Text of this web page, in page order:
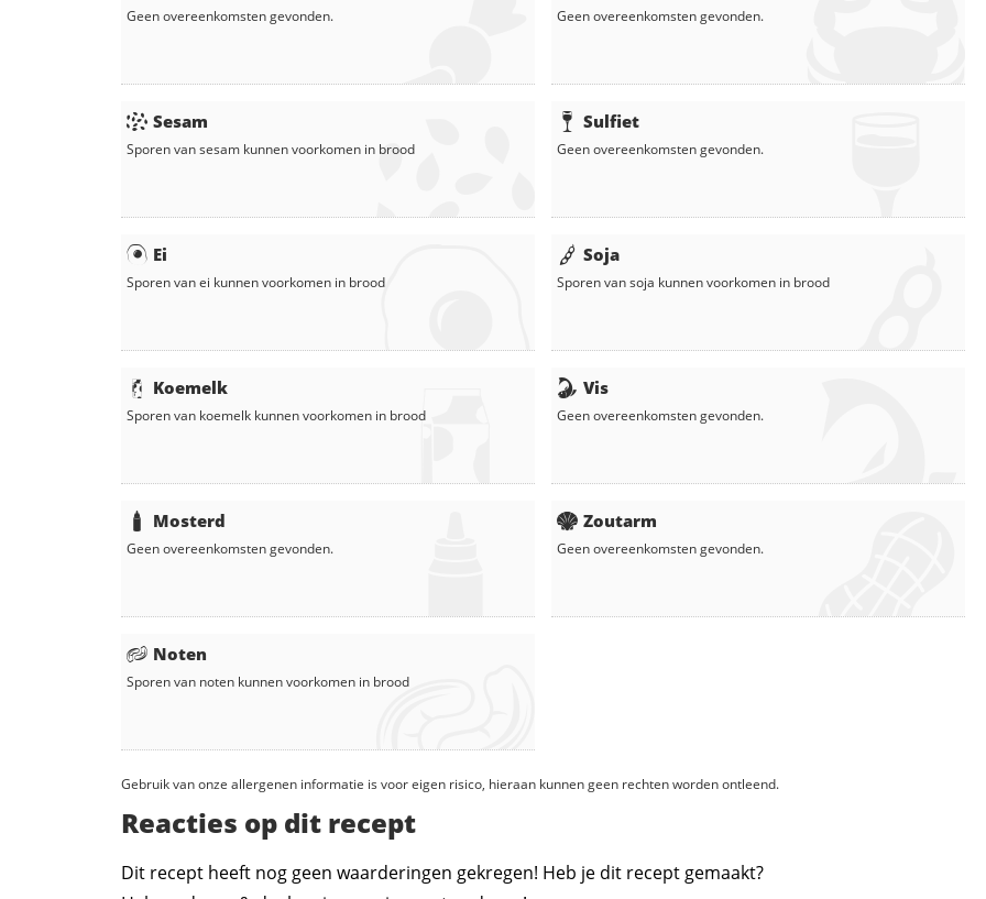
Geen overeenkomsten gevonden.
Sesam
Sporen van sesam kunnen voorkomen in brood
Ei
Sporen van ei kunnen voorkomen in brood
Koemelk
Sporen van koemelk kunnen voorkomen in brood
Mosterd
Geen overeenkomsten gevonden.
Noten
Sporen van noten kunnen voorkomen in brood
Geen overeenkomsten gevonden.
Sulfiet
Geen overeenkomsten gevonden.
Soja
Sporen van soja kunnen voorkomen in brood
Vis
Geen overeenkomsten gevonden.
Zoutarm
Geen overeenkomsten gevonden.
Gebruik van onze allergenen informatie is voor eigen risico, hieraan kunnen geen rechten worden ontleend.
Reacties op dit recept
Dit recept heeft nog geen waarderingen gekregen! Heb je dit recept gemaakt?